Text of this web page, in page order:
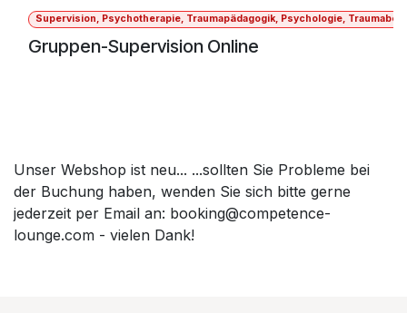
Supervision, Psychotherapie, Traumapädagogik, Psychologie,
Gruppen-Supervision Online
Unser Webshop ist neu... ...sollten Sie Probleme bei
der Buchung haben, wenden Sie sich bitte gerne
jederzeit per Email an: booking@competence-
lounge.com - vielen Dank!